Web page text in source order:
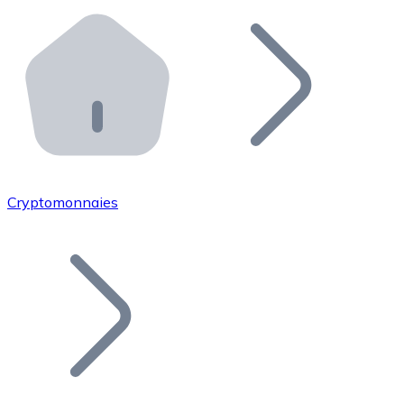
Distributeurs automatiques Bitnovo
Intégrez un ATM Bitnovo dans votre entreprise et
API Bitnovo
Intégrez notre API dans votre écosystème.
Rejoignez notre réseau de distributeurs et
Ajoutez le token de votre projet à notre service
Cryptomonnaies